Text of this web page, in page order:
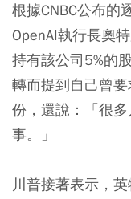
根據CNBC公布的
OpenAI執行長奧
持有該公司5%的
轉而提到自己曾
份，還說：「很
事。」
川普接著表示，